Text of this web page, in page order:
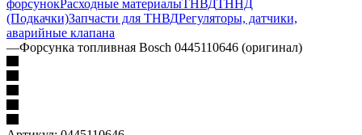
форсунокРасходные материалыТНВД ТННД
(Подкачки)Запчасти для ТНВДРегуляторы, датчики,
аварийные клапана
—Форсунка топливная Bosch 0445110646 (оригинал)